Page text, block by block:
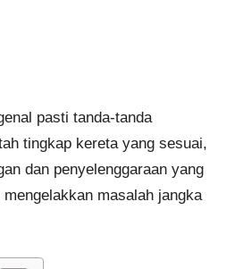
pasti tanda-tanda
tingkap kereta yang sesuai,
dan penyelenggaraan yang
masalah jangka